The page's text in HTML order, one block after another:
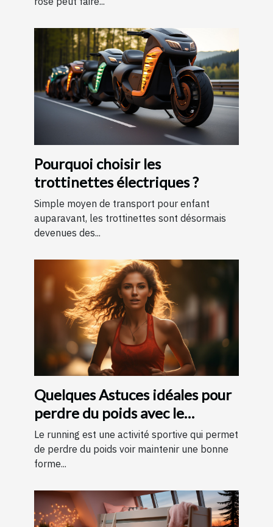
Pourquoi choisir les
trottinettes électriques ?
Simple moyen de transport pour enfant
auparavant, les trottinettes sont désormais
devenues des...
Quelques Astuces idéales pour
perdre du poids avec le
running ?
Le running est une activité sportive qui permet
de perdre du poids voir maintenir une bonne
forme...